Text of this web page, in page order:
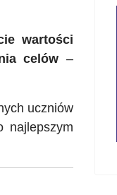
wartości
celów –
uczniów
najlepszym